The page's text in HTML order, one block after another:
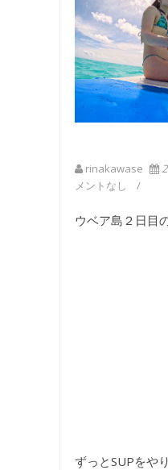
rinakawase
メントなし
ウベア島２日目
ずっとSUPをや